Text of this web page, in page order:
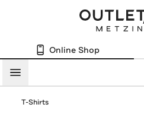
Online Shop
Menü
T-Shirts